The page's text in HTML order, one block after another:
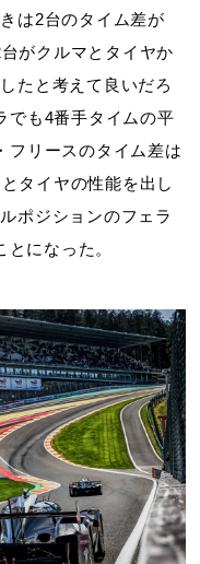
は2台のタイム差が
がクルマとタイヤか
たと考えて良いだろ
でも4番手タイムの平
フリースのタイム差は
タイヤの性能を出し
ポジションのフェラ
になった。